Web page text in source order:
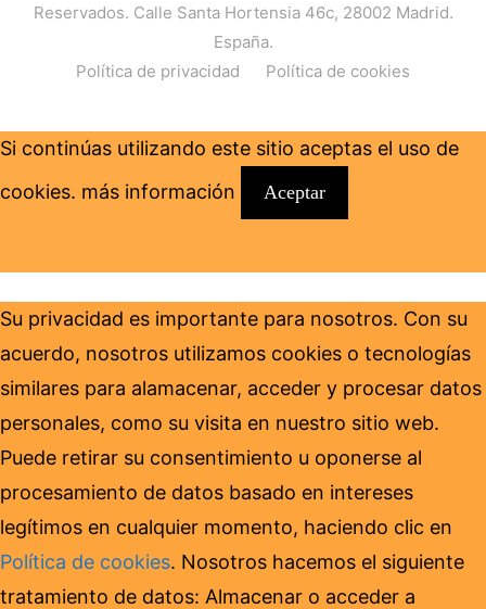
Reservados. Calle Santa Hortensia 46c, 28002 Madrid.
España.
Política de privacidad
Política de cookies
Si continúas utilizando este sitio aceptas el uso de
cookies. más información Aceptar
Su privacidad es importante para nosotros. Con su
acuerdo, nosotros utilizamos cookies o tecnologías
similares para alamacenar, acceder y procesar datos
personales, como su visita en nuestro sitio web.
Puede retirar su consentimiento u oponerse al
procesamiento de datos basado en intereses
legítimos en cualquier momento, haciendo clic en
Política de cookies. Nosotros hacemos el siguiente
tratamiento de datos: Almacenar o acceder a